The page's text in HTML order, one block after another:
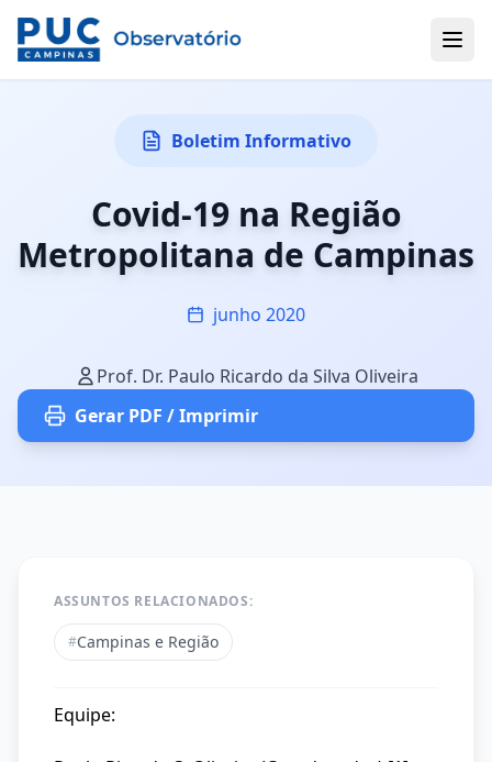
Boletim Informativo
Covid-19 na Região
Metropolitana de Campinas
junho 2020
Prof. Dr. Paulo Ricardo da Silva Oliveira
Gerar PDF / Imprimir
ASSUNTOS RELACIONADOS:
#Campinas e Região
Equipe: